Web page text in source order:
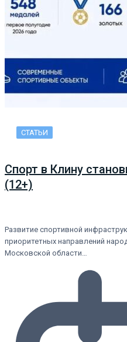
СТАТЬИ
Спорт в Клину
(12+)
Развитие спортивной
приоритетных направлений
Московской области…